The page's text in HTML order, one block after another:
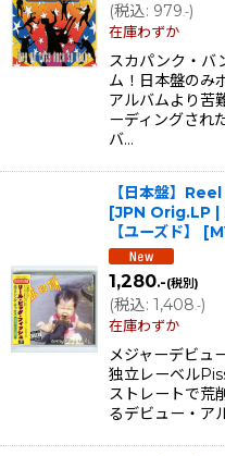
(税込: 979.-)
在庫わずか
スカパンク・
ム！日本盤の
アルバムより苦
ーディングされ
バ…
【日本盤】
[JPN Orig.LP
【ユーズド】
[
1,280.-(税別)
(税込: 1,408.-)
在庫わずか
メジャーデビュ
独立レーベル
ストレートで荒
るデビュー・ア